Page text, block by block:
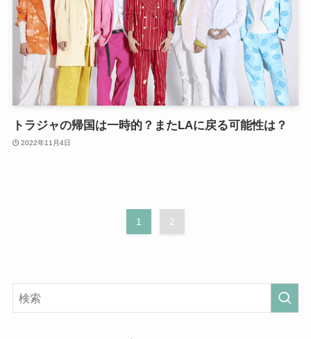
トラジャの帰国は一時的？またLAに戻る可能性は？
2022年11月4日
1 2